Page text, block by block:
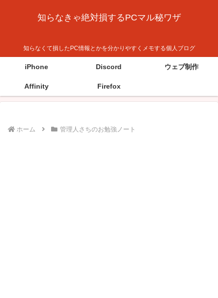
知らなきゃ絶対損するPCマル秘ワザ
知らなくて損したPC情報とかを分かりやすくメモする個人ブログ
iPhone Discord ウェブ制作
Affinity Firefox
ホーム 管理人さちのお勉強ノート